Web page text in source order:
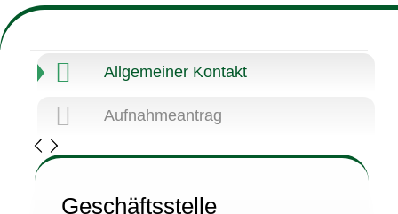
Allgemeiner Kontakt
Aufnahmeantrag
Geschäftsstelle